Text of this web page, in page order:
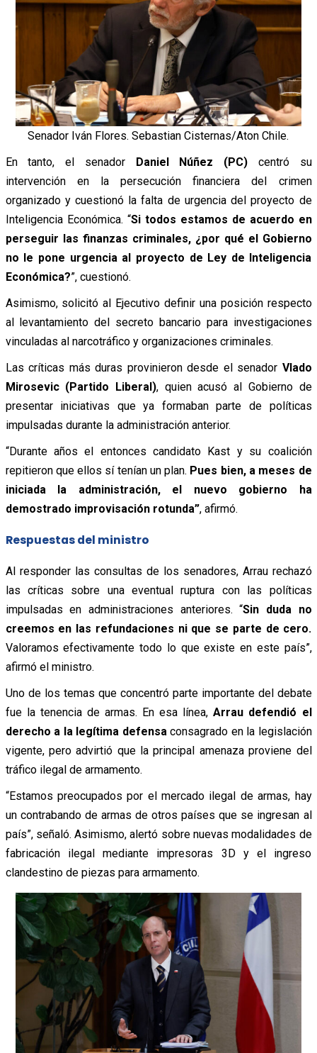
Senador Iván Flores. Sebastian Cisternas/Aton Chile.
En tanto, el senador
Daniel Núñez (PC) centró su
intervención en la persecución financiera del crimen
organizado y cuestionó la falta de urgencia del proyecto de
Inteligencia Económica. “Si todos estamos de acuerdo en
perseguir las finanzas criminales, ¿por qué el Gobierno
no le pone urgencia al proyecto de Ley de Inteligencia
Económica?”, cuestionó.
Asimismo, solicitó al Ejecutivo definir una posición respecto
al levantamiento del secreto bancario para investigaciones
vinculadas al narcotráfico y organizaciones criminales.
Las críticas más duras provinieron desde el senador Vlado
Mirosevic (Partido Liberal), quien acusó al Gobierno de
presentar iniciativas que ya formaban parte de políticas
impulsadas durante la administración anterior.
“Durante años el entonces candidato Kast y su coalición
repitieron que ellos sí tenían un plan. Pues bien, a meses de
iniciada la administración, el nuevo gobierno ha
demostrado improvisación rotunda”, afirmó.
Respuestas del ministro
Al responder las consultas de los senadores, Arrau rechazó
las críticas sobre una eventual ruptura con las políticas
impulsadas en administraciones anteriores. “Sin duda no
creemos en las refundaciones ni que se parte de cero.
Valoramos efectivamente todo lo que existe en este país”,
afirmó el ministro.
Uno de los temas que concentró parte importante del debate
fue la tenencia de armas. En esa línea,Arrau defendió el
derecho a la legítima defensaconsagrado en la legislación
vigente, pero advirtió que la principal amenaza proviene del
tráfico ilegal de armamento.
“Estamos preocupados por el mercado ilegal de armas, hay
un contrabando de armas de otros países que se ingresan al
país”, señaló. Asimismo, alertó sobre nuevas modalidades de
fabricación ilegal mediante impresoras 3D y el ingreso
clandestino de piezas para armamento.